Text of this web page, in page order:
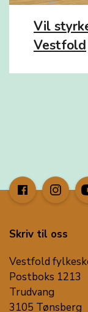
Vil
Vestfold
Skriv til oss
Vestfold
Postboks 1213
Trudvang
3105 Tønsberg